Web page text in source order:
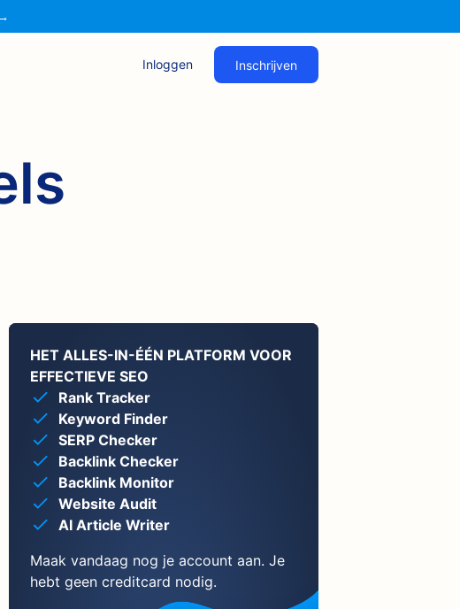
→
Inloggen Inschrijven
HET ALLES-IN-ÉÉN PLATFORM VOOR
EFFECTIEVE SEO
Rank Tracker
Keyword Finder
SERP Checker
Backlink Checker
Backlink Monitor
Website Audit
AI Article Writer
Maak vandaag nog je account aan. Je
hebt geen creditcard nodig.